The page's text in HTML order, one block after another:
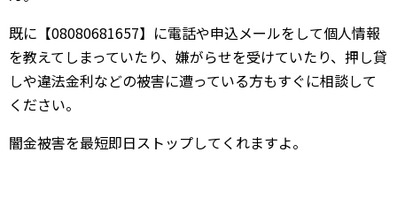
既に【08080681657】に電話や申込メールをして個人情報
を教えてしまっていたり、嫌がらせを受けていたり、押し貸
しや違法金利などの被害に遭っている方もすぐに相談して
ください。
闇金被害を最短即日ストップしてくれますよ。